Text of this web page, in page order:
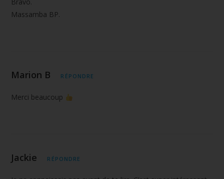
Massamba BP.
Marion B RÉPONDRE
Merci beaucoup
Jackie RÉPONDRE